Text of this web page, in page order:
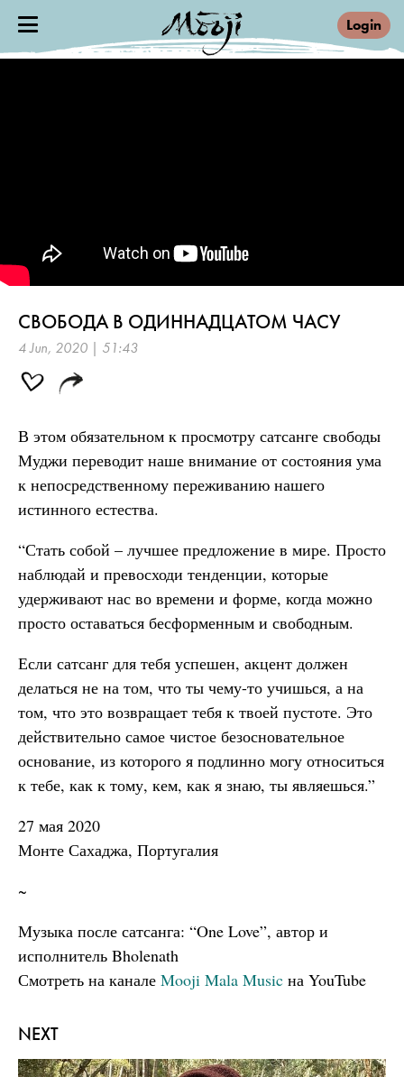
Login
NEXT
СВОБОДА В ОДИННАДЦАТОМ ЧАСУ
4 Jun, 2020 | 51:43
В этом обязательном к просмотру сатсанге свободы
Муджи переводит наше внимание от состояния ума
к непосредственному переживанию нашего
истинного естества.
“Стать собой – лучшее предложение в мире. Просто
наблюдай и превосходи тенденции, которые
удерживают нас во времени и форме, когда можно
просто оставаться бесформенным и свободным.
Если сатсанг для тебя успешен, акцент должен
делаться не на том, что ты чему-то учишься, а на
том, что это возвращает тебя к твоей пустоте. Это
действительно самое чистое безосновательное
основание, из которого я подлинно могу относиться
к тебе, как к тому, кем, как я знаю, ты являешься.”
27 мая 2020
Монте Сахаджа, Португалия
~
Музыка после сатсанга: “One Love”, автор и
исполнитель Bholenath
Смотреть на канале Mooji Mala Music на YouTube